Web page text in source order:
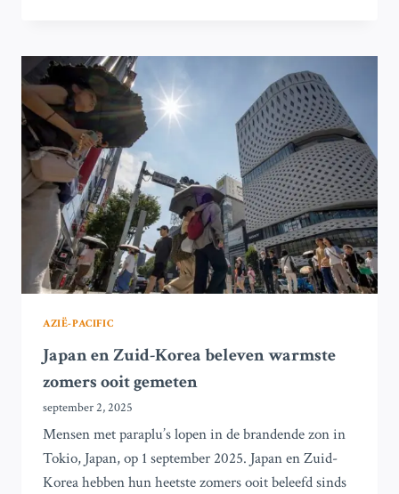
4-
DAAGSE
WERKWEEK
EN
HALVE
WERKDAGEN
VOOR
OVERWERKTE
WERKNEMERS
AZIË-PACIFIC
Japan en Zuid-Korea beleven warmste
zomers ooit gemeten
september 2, 2025
Mensen met paraplu’s lopen in de brandende zon in
Tokio, Japan, op 1 september 2025. Japan en Zuid-
Korea hebben hun heetste zomers ooit beleefd sinds